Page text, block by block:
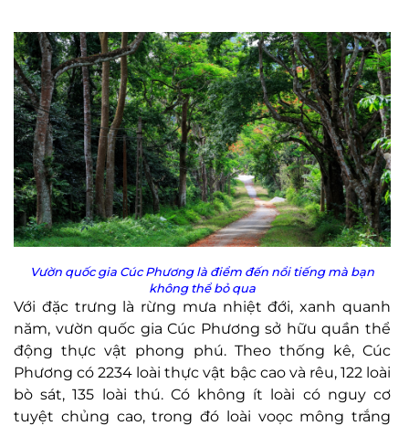
Vườn quốc gia Cúc Phương là điểm đến nổi tiếng mà bạn
không thể bỏ qua
Với đặc trưng là rừng mưa nhiệt đới, xanh quanh
năm, vườn quốc gia Cúc Phương sở hữu quần thể
động thực vật phong phú. Theo thống kê, Cúc
Phương có 2234 loài thực vật bậc cao và rêu, 122 loài
bò sát, 135 loài thú. Có không ít loài có nguy cơ
tuyệt chủng cao, trong đó loài voọc mông trắng